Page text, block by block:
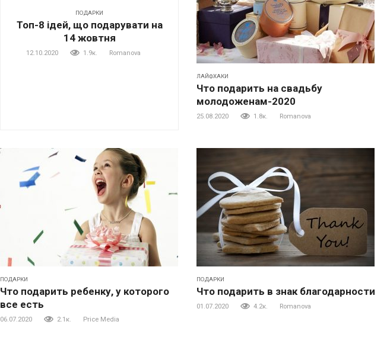
ПОДАРКИ
Топ-8 ідей, що подарувати на
14 жовтня
12.10.2020 1.9к. Romanova
ЛАЙФХАКИ
Что подарить на свадьбу
молодоженам-2020
25.08.2020 1.8к. Romanova
ПОДАРКИ
Что подарить ребенку, у которого
все есть
06.07.2020 2.1к. Price Media
ПОДАРКИ
Что подарить в знак благодарности
01.07.2020 4.2к. Romanova